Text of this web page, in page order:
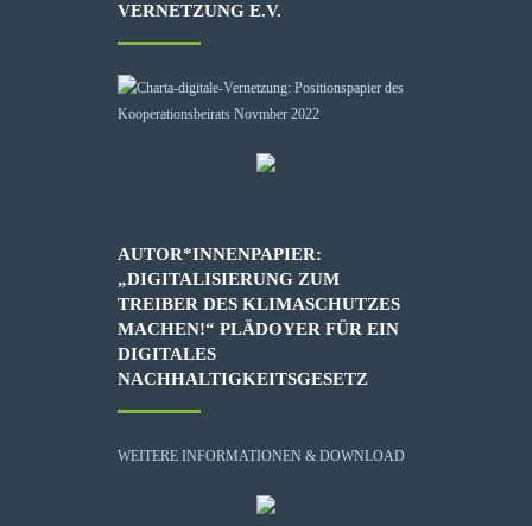
VERNETZUNG E.V.
AUTOR*INNENPAPIER:
„DIGITALISIERUNG ZUM
TREIBER DES KLIMASCHUTZES
MACHEN!“ PLÄDOYER FÜR EIN
DIGITALES
NACHHALTIGKEITSGESETZ
WEITERE INFORMATIONEN & DOWNLOAD